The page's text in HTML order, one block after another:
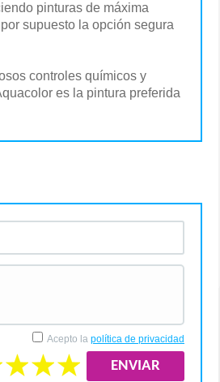
pinturas de máxima
supuesto la opción segura
controles químicos y
es la pintura preferida
Acepto la política de privacidad